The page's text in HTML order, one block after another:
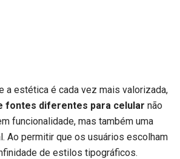
a estética é cada vez mais valorizada,
fontes diferentes para celular não
funcionalidade, mas também uma
Ao permitir que os usuários escolham
de estilos tipográficos.